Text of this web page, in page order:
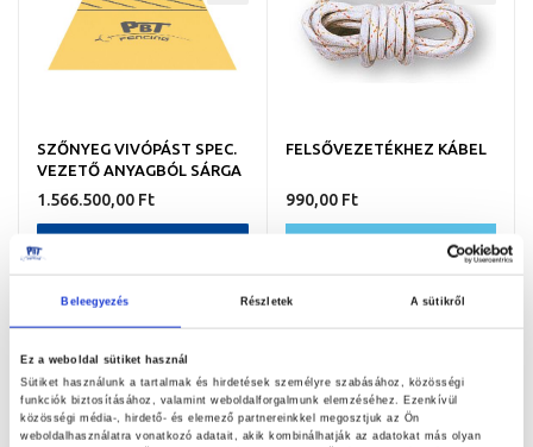
Beleegyezés Részletek A sütikről
Ez a weboldal sütiket használ
Sütiket használunk a tartalmak és hirdetések személyre szabásához, közösségi
funkciók biztosításához, valamint weboldalforgalmunk elemzéséhez. Ezenkívül
közösségi média-, hirdető- és elemező partnereinkkel megosztjuk az Ön
weboldalhasználatra vonatkozó adatait, akik kombinálhatják az adatokat más olyan
SZŐNYEG VIVÓPÁST SPEC.
VEZETŐ ANYAGBÓL SÁRGA
1.566.500,00 Ft
FELSŐVEZETÉKHEZ KÁBEL
990,00 Ft